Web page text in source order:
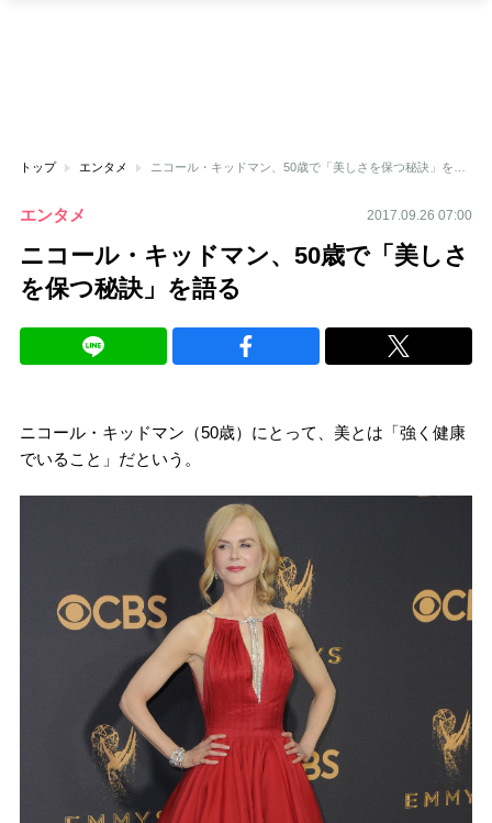
トップ エンタメ
エンタメ 2017.09.26 07:00
ニコール・キッドマン、50歳で「美しさ
を保つ秘訣」を語る
ニコール・キッドマン（50歳）にとって、美とは「強く健康
でいること」だという。